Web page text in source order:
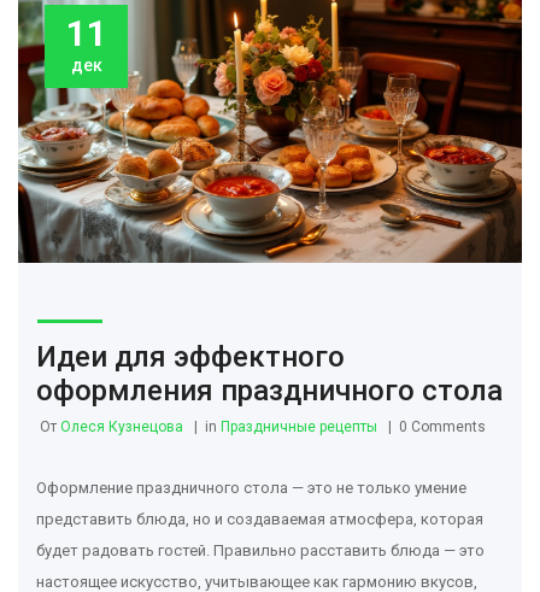
11
дек
Идеи для эффектного
оформления праздничного стола
От Олеся Кузнецова in Праздничные рецепты 0 Comments
Оформление праздничного стола — это не только умение
представить блюда, но и создаваемая атмосфера, которая
будет радовать гостей. Правильно расставить блюда — это
настоящее искусство, учитывающее как гармонию вкусов,